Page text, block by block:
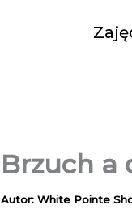
Brzuch a
Autor: White Pointe